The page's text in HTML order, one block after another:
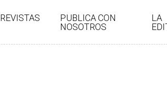
REVISTAS
PUBLICA CON
NOSOTROS
LA